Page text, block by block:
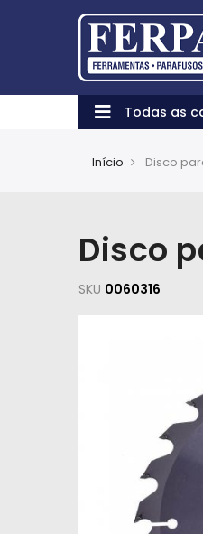
Todas as
Início Disco
Disco
SKU 0060316